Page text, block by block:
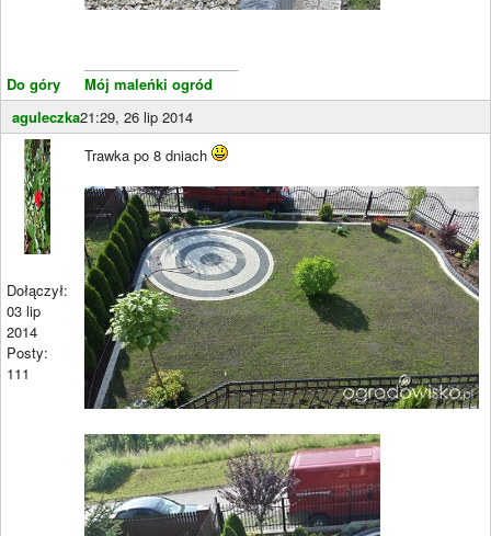
Do góry
Mój maleńki ogród
aguleczka21:29, 26 lip 2014
Dołączył:
03 lip
2014
Posty:
111
Trawka po 8 dniach